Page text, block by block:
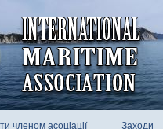
членом асоціації Заходи